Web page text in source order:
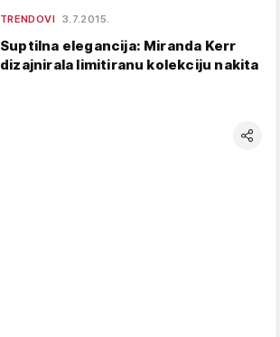
TRENDOVI 3.7.2015.
Suptilna elegancija: Miranda Kerr
dizajnirala limitiranu kolekciju nakita